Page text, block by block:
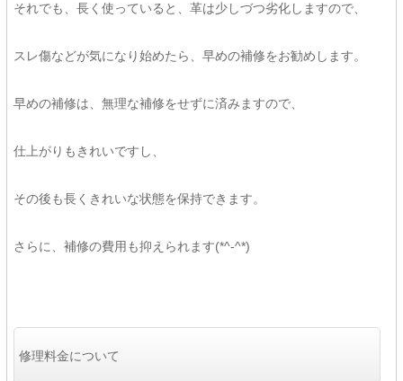
それでも、長く使っていると、革は少しづつ劣化しますので、
スレ傷などが気になり始めたら、早めの補修をお勧めします。
早めの補修は、無理な補修をせずに済みますので、
仕上がりもきれいですし、
その後も長くきれいな状態を保持できます。
さらに、補修の費用も抑えられます(*^-^*)
修理料金について